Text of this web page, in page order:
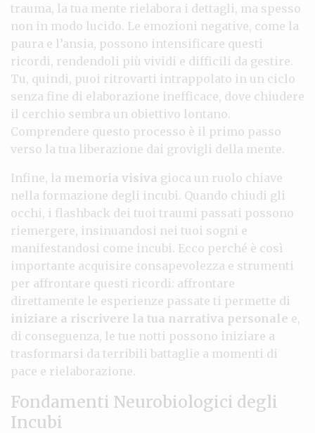
trauma, la tua mente rielabora i dettagli, ma spesso
non in modo lucido. Le emozioni negative, come la
paura e l’ansia, possono intensificare questi
ricordi, rendendoli più vividi e difficili da gestire.
Tu, quindi, puoi ritrovarti intrappolato in un ciclo
senza fine di elaborazione inefficace, dove chiudere
il cerchio sembra un obiettivo lontano.
Comprendere questo processo è il primo passo
verso la tua liberazione dai grovigli della mente.
Infine, la memoria visiva gioca un ruolo chiave
nella formazione degli incubi. Quando chiudi gli
occhi, i flashback dei tuoi traumi passati possono
riemergere, insinuandosi nei tuoi sogni e
manifestandosi come incubi. Ecco perché è così
importante acquisire consapevolezza e strumenti
per affrontare questi ricordi: affrontare
direttamente le esperienze passate ti permette di
iniziare a riscrivere la tua narrativa personale e,
di conseguenza, le tue notti possono iniziare a
trasformarsi da terribili battaglie a momenti di
pace e rielaborazione.
Fondamenti Neurobiologici degli
Incubi